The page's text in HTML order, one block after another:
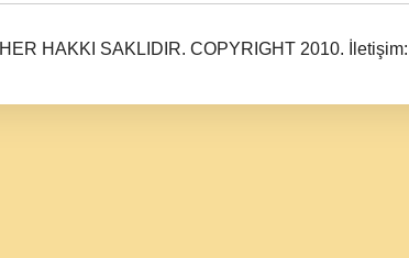
HER HAKKI SAKLIDIR. COPYRIGHT 2010.